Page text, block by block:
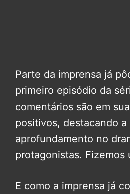
Parte da imprensa já
primeiro episódio da
comentários são em
positivos, destacando a
aprofundamento no
protagonistas. Fizemos
E como a imprensa já